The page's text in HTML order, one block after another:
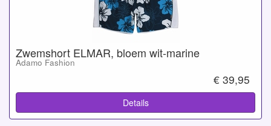
Zwemshort ELMAR, bloem wit-marine
Adamo Fashion
€ 39,95
Details